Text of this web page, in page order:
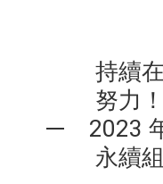
持續
努力
2023
永續